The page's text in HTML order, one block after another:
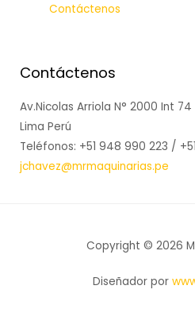
Contáctenos
Contáctenos
Av.Nicolas Arriola N° 2000 Int
Lima Perú
Teléfonos: +51 948 990 223 /
jchavez@mrmaquinarias.pe
Copyright © 2026
Diseñador por